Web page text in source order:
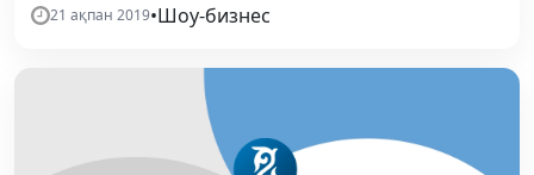
21 ақпан 2019•Шоу-бизнес